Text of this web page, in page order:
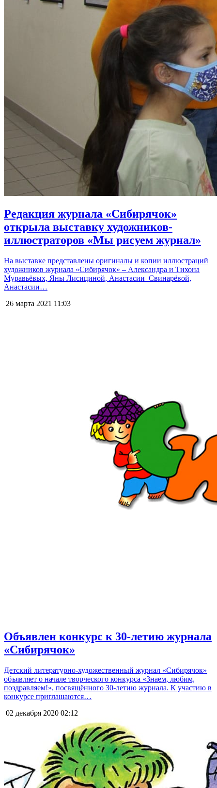
Редакция журнала «Сибирячок»
открыла выставку художников-
иллюстраторов «Мы рисуем журнал»
На выставке представлены оригиналы и копии иллюстраций
художников журнала «Сибирячок» – Александра и Тихона
Муравьёвых, Яны Лисициной, Анастасии Свинарёвой,
Анастасии…
26 марта 2021 11:03
Объявлен конкурс к 30-летию журнала
«Сибирячок»
Детский литературно-художественный журнал «Сибирячок»
объявляет о начале творческого конкурса «Знаем, любим,
поздравляем!», посвящённого 30-летию журнала. К участию в
конкурсе приглашаются…
02 декабря 2020 02:12